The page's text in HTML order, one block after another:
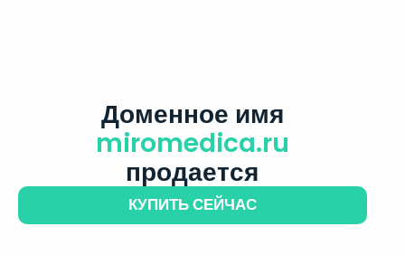
Доменное имя
miromedica.ru
продается
КУПИТЬ СЕЙЧАС